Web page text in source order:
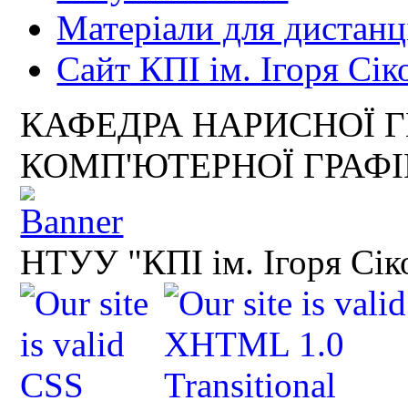
Матеріали для
Сайт КПІ ім. Ігоря
КАФЕДРА НАРИСНОЇ
КОМП'ЮТЕРНОЇ
НТУУ "КПІ ім. Ігоря